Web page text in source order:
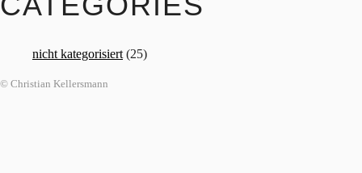
nicht kategorisiert (25)
© Christian Kellersmann